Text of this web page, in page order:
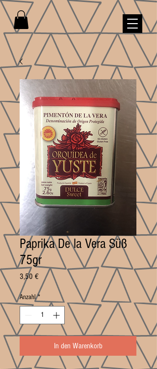
Paprika De la Vera Süß
75gr
3,50 €Preis
Anzahl *
In den Warenkorb